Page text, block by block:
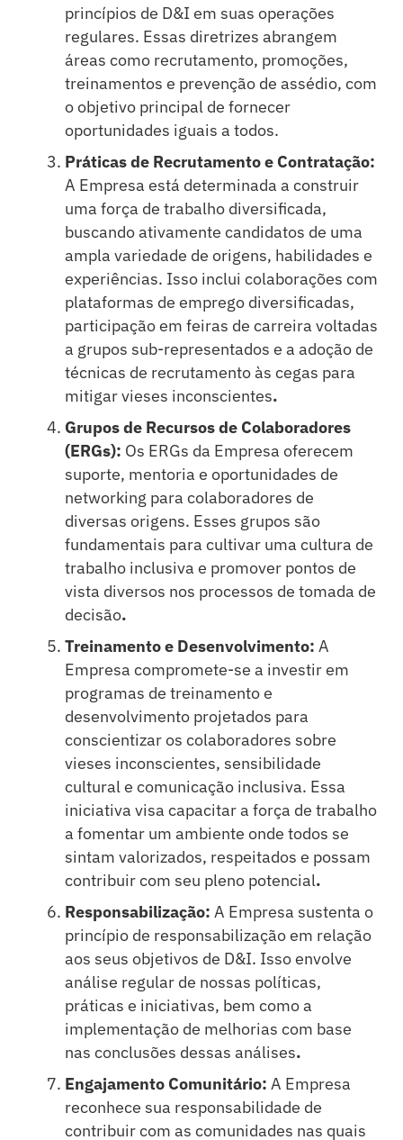
princípios de D&I em suas operações
regulares. Essas diretrizes abrangem
áreas como recrutamento, promoções,
treinamentos e prevenção de assédio, com
o objetivo principal de fornecer
oportunidades iguais a todos.
Práticas de Recrutamento e Contratação:
A Empresa está determinada a construir
uma força de trabalho diversificada,
buscando ativamente candidatos de uma
ampla variedade de origens, habilidades e
experiências. Isso inclui colaborações com
plataformas de emprego diversificadas,
participação em feiras de carreira voltadas
a grupos sub-representados e a adoção de
técnicas de recrutamento às cegas para
mitigar vieses inconscientes.
Grupos de Recursos de Colaboradores
(ERGs): Os ERGs da Empresa oferecem
suporte, mentoria e oportunidades de
networking para colaboradores de
diversas origens. Esses grupos são
fundamentais para cultivar uma cultura de
trabalho inclusiva e promover pontos de
vista diversos nos processos de tomada de
decisão.
Treinamento e Desenvolvimento: A
Empresa compromete-se a investir em
programas de treinamento e
desenvolvimento projetados para
conscientizar os colaboradores sobre
vieses inconscientes, sensibilidade
cultural e comunicação inclusiva. Essa
iniciativa visa capacitar a força de trabalho
a fomentar um ambiente onde todos se
sintam valorizados, respeitados e possam
contribuir com seu pleno potencial.
Responsabilização: A Empresa sustenta o
princípio de responsabilização em relação
aos seus objetivos de D&I. Isso envolve
análise regular de nossas políticas,
práticas e iniciativas, bem como a
implementação de melhorias com base
nas conclusões dessas análises.
Engajamento Comunitário: A Empresa
reconhece sua responsabilidade de
contribuir com as comunidades nas quais